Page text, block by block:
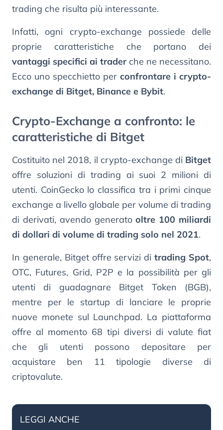
trading che risulta più interessante.
Infatti, ogni crypto-exchange possiede delle
proprie caratteristiche che portano dei
vantaggi specifici ai trader che ne necessitano.
Ecco uno specchietto per confrontare i crypto-
exchange di Bitget, Binance e Bybit.
Crypto-Exchange a confronto: le
caratteristiche di Bitget
Costituito nel 2018, il crypto-exchange di Bitget
offre soluzioni di trading ai suoi 2 milioni di
utenti. CoinGecko lo classifica tra i primi cinque
exchange a livello globale per volume di trading
di derivati, avendo generatooltre 100 miliardi
di dollari di volume di trading solo nel 2021.
In generale, Bitget offre servizi ditrading Spot,
OTC, Futures, Grid, P2P e la possibilità per gli
utenti di guadagnare Bitget Token (BGB),
mentre per le startup di lanciare le proprie
nuove monete sul Launchpad. La piattaforma
offre al momento 68 tipi diversi di valute fiat
che gli utenti possono depositare per
acquistare ben 11 tipologie diverse di
criptovalute.
LEGGI ANCHE